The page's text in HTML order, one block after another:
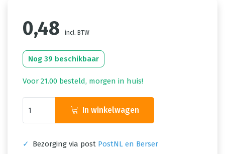
0,48 incl. BTW
Nog 39 beschikbaar
Voor 21.00 besteld, morgen in huis!
In winkelwagen
✓ Bezorging via post PostNL en Berser